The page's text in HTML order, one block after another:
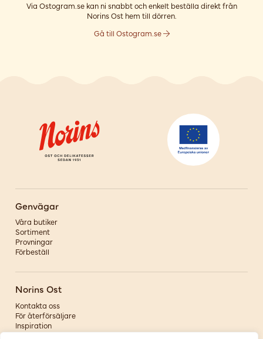
Via Ostogram.se kan ni snabbt och enkelt beställa direkt från
Norins Ost hem till dörren.
Gå till Ostogram.se
Genvägar
Våra butiker
Sortiment
Provningar
Förbeställ
Norins Ost
Kontakta oss
För återförsäljare
Inspiration
Om oss